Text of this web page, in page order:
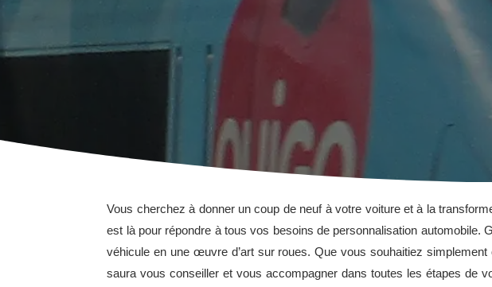
Vous cherchez à donner un coup de neuf à votre voiture et à la
est là pour répondre à tous vos besoins de personnalisation
véhicule en une œuvre d’art sur roues. Que vous souhaitiez
saura vous conseiller et vous accompagner dans toutes les étapes de